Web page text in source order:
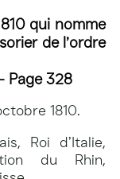
qui nomme
de l’ordre
Page 328
1810.
Roi d’Italie,
du Rhin,